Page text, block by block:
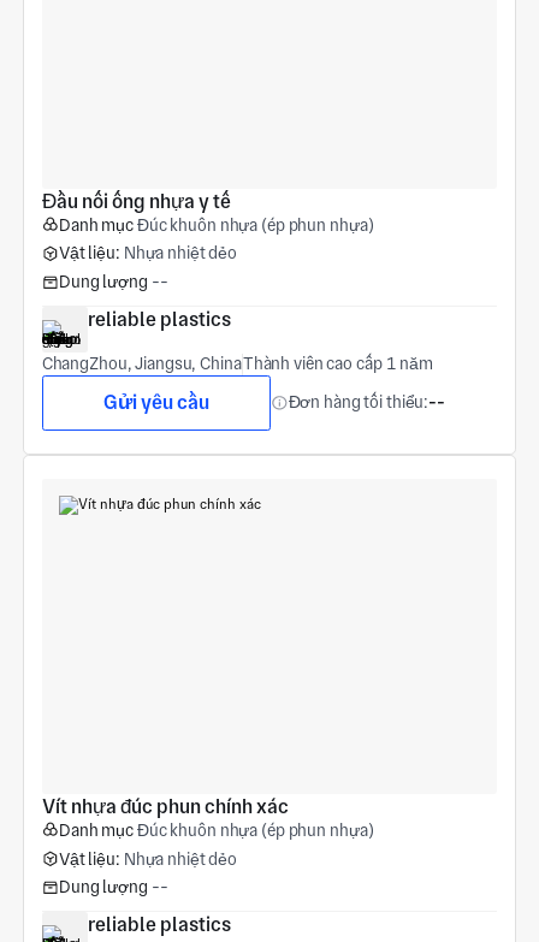
Đầu nối ống nhựa y tế
Danh mụcĐúc khuôn nhựa (ép phun nhựa)
Vật liệu: Nhựa nhiệt dẻo
Dung lượng --
reliable plastics
ChangZhou, Jiangsu, ChinaThành viên cao cấp 1 năm
Gửi yêu cầu Đơn hàng tối thiểu:--
Vít nhựa đúc phun chính xác
Danh mụcĐúc khuôn nhựa (ép phun nhựa)
Vật liệu: Nhựa nhiệt dẻo
Dung lượng --
reliable plastics